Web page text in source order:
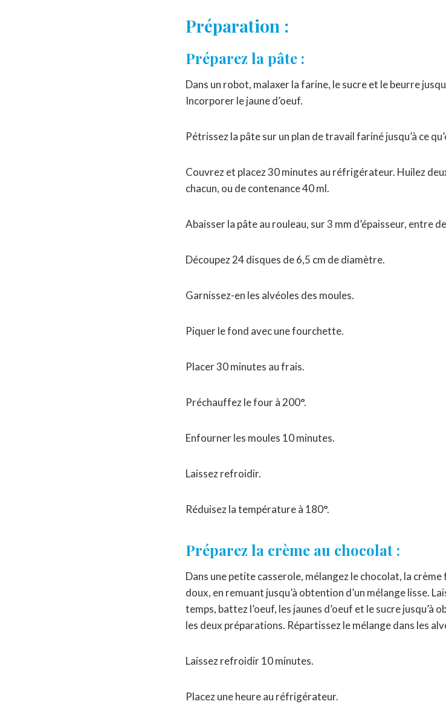
Préparation :
Préparez la pâte :
Dans un robot, malaxer la farine, le sucre et le beurre
Incorporer le jaune d’oeuf.
Pétrissez la pâte sur un plan de travail fariné jusqu’à ce
Couvrez et placez 30 minutes au réfrigérateur. Huilez
chacun, ou de contenance 40 ml.
Abaisser la pâte au rouleau, sur 3 mm d’épaisseur, entre
Découpez 24 disques de 6,5 cm de diamètre.
Garnissez-en les alvéoles des moules.
Piquer le fond avec une fourchette.
Placer 30 minutes au frais.
Préchauffez le four à 200°.
Enfourner les moules 10 minutes.
Laissez refroidir.
Réduisez la température à 180°.
Préparez la crème au chocolat :
Dans une petite casserole, mélangez le chocolat, la
doux, en remuant jusqu’à obtention d’un mélange lisse.
temps, battez l’oeuf, les jaunes d’oeuf et le sucre jusqu’à
les deux préparations. Répartissez le mélange dans les
Laissez refroidir 10 minutes.
Placez une heure au réfrigérateur.